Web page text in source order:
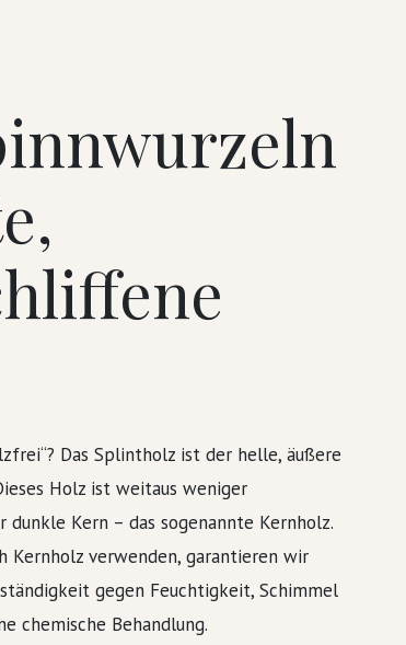
Das Splintholz ist der helle, äußere
Holz ist weitaus weniger
dunkle Kern – das sogenannte Kernholz.
Kernholz verwenden, garantieren wir
gegen Feuchtigkeit, Schimmel
chemische Behandlung.